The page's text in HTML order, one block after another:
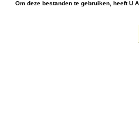
Om deze bestanden te gebruiken, heeft U